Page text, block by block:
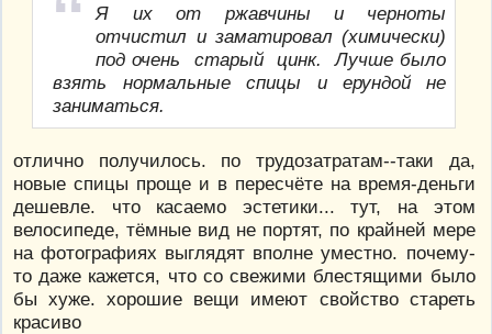
Я их от ржавчины и черноты
отчистил и заматировал (химически)
под очень старый цинк. Лучше было
взять нормальные спицы и ерундой не
заниматься.
отлично получилось. по трудозатратам--таки да,
новые спицы проще и в пересчёте на время-деньги
дешевле. что касаемо эстетики... тут, на этом
велосипеде, тёмные вид не портят, по крайней мере
на фотографиях выглядят вполне уместно. почему-
то даже кажется, что со свежими блестящими было
бы хуже. хорошие вещи имеют свойство стареть
красиво